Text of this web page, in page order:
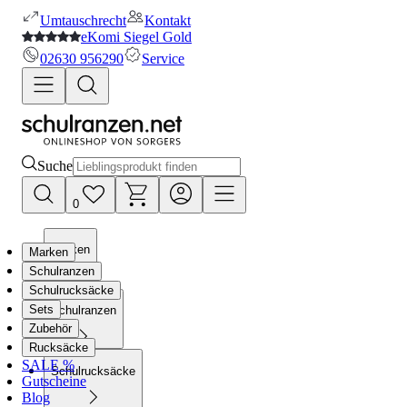
Umtauschrecht
Kontakt
eKomi Siegel Gold
02630 956290
Service
Suche
0
Marken
Schulranzen
Schulrucksäcke
Marken
Schulranzen
Schulrucksäcke
Sets
Zubehör
Rucksäcke
SALE %
Gutscheine
Blog